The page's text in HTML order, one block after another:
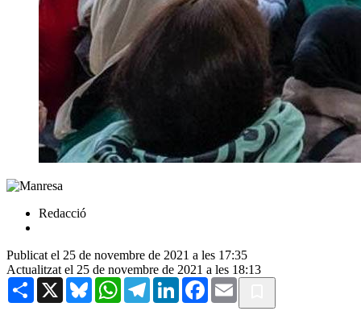
Redacció
Publicat el 25 de novembre de 2021 a les 17:35
Actualitzat el 25 de novembre de 2021 a les 18:13
Share X BlueskyWhatsAppTelegramLinkedInFacebook
Email